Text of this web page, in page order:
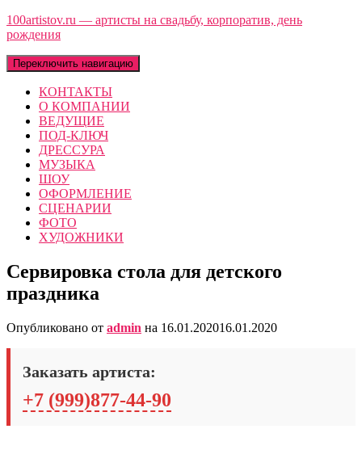
100artistov.ru — артисты на свадьбу, корпоратив, день
рождения
Переключить навигацию
КОНТАКТЫ
О КОМПАНИИ
ВЕДУЩИЕ
ПОД-КЛЮЧ
ДРЕССУРА
МУЗЫКА
ШОУ
ОФОРМЛЕНИЕ
СЦЕНАРИИ
ФОТО
ХУДОЖНИКИ
Сервировка стола для детского
праздника
Опубликовано от admin на 16.01.202016.01.2020
Заказать артиста:
+7 (999)877-44-90